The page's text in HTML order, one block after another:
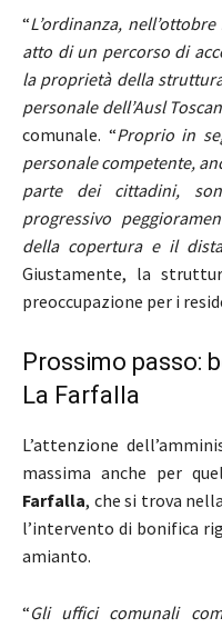
“L’ordinanza,
atto di un percorso di
la proprietà della
personale dell’Ausl
comunale. “Proprio in
personale competente,
parte dei cittadini,
progressivo
della copertura e il
Giustamente, la
preoccupazione per i
Prossimo passo:
La Farfalla
L’attenzione
massima anche per
Farfalla, che si trova
l’intervento di bonifica
amianto.
“Gli uffici comunali